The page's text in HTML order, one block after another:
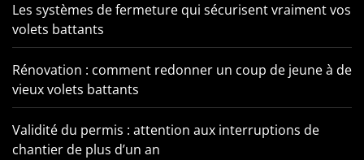
Les systèmes de fermeture qui sécurisent vraiment vos
volets battants
Rénovation : comment redonner un coup de jeune à de
vieux volets battants
Validité du permis : attention aux interruptions de
chantier de plus d’un an